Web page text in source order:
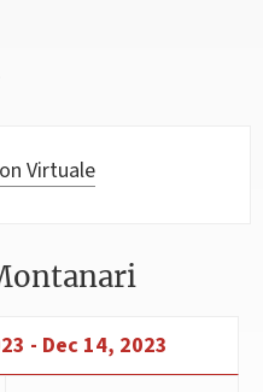
Virtuale
- Dec 14, 2023